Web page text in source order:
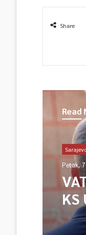
Share
Read
Petak,
KS